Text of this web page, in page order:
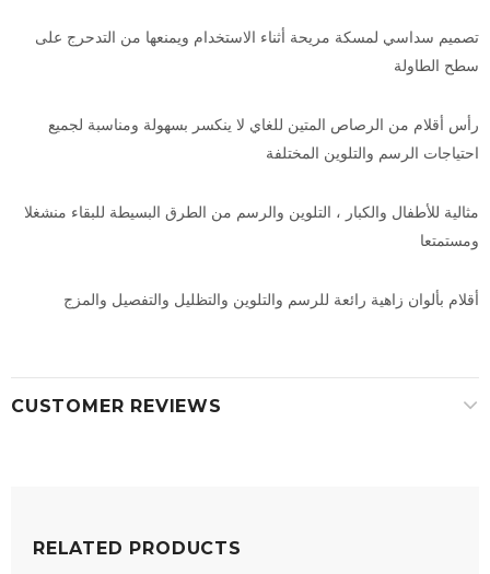
تصميم سداسي لمسكة مريحة أثناء الاستخدام ويمنعها من التدحرج على
سطح الطاولة
رأس أقلام من الرصاص المتين للغاي لا ينكسر بسهولة ومناسبة لجميع
احتياجات الرسم والتلوين المختلفة
مثالية للأطفال والكبار ، التلوين والرسم من الطرق البسيطة للبقاء منشغلا
ومستمتعا
أقلام بألوان زاهية رائعة للرسم والتلوين والتظليل والتفصيل والمزج
CUSTOMER REVIEWS
RELATED PRODUCTS